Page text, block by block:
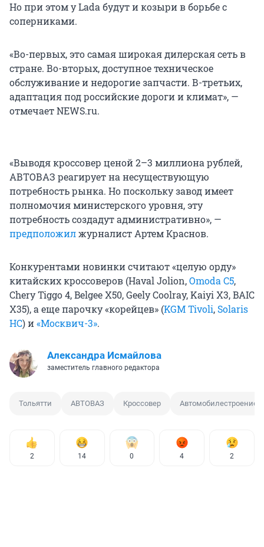
Но при этом у Lada будут и козыри в борьбе с
соперниками.
«Во-первых, это самая широкая дилерская сеть в
стране. Во-вторых, доступное техническое
обслуживание и недорогие запчасти. В-третьих,
адаптация под российские дороги и климат», —
отмечает NEWS.ru.
«Выводя кроссовер ценой 2–3 миллиона рублей,
АВТОВАЗ реагирует на несуществующую
потребность рынка. Но поскольку завод имеет
полномочия министерского уровня, эту
потребность создадут административно», —
предположилжурналист Артем Краснов.
Конкурентами новинки считают «целую орду»
китайских кроссоверов (Haval Jolion,Omoda C5,
Chery Tiggo 4, Belgee X50, Geely Coolray, Kaiyi X3, BAIC
X35), а еще парочку «корейцев» (KGM Tivoli, Solaris
HC) и«Москвич-3».
Александра Исмайлова
заместитель главного редактора
Тольятти АВТОВАЗ Кроссовер Автомобилестроение
2 14 0 4 2